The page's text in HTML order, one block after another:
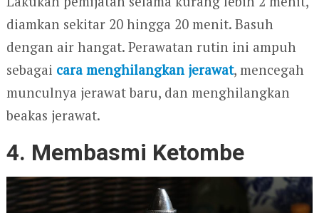
diamkan sekitar 20 hingga 20 menit. Basuh
dengan air hangat. Perawatan rutin ini ampuh
sebagai cara menghilangkan jerawat, mencegah
munculnya jerawat baru, dan menghilangkan
beakas jerawat.
4. Membasmi Ketombe